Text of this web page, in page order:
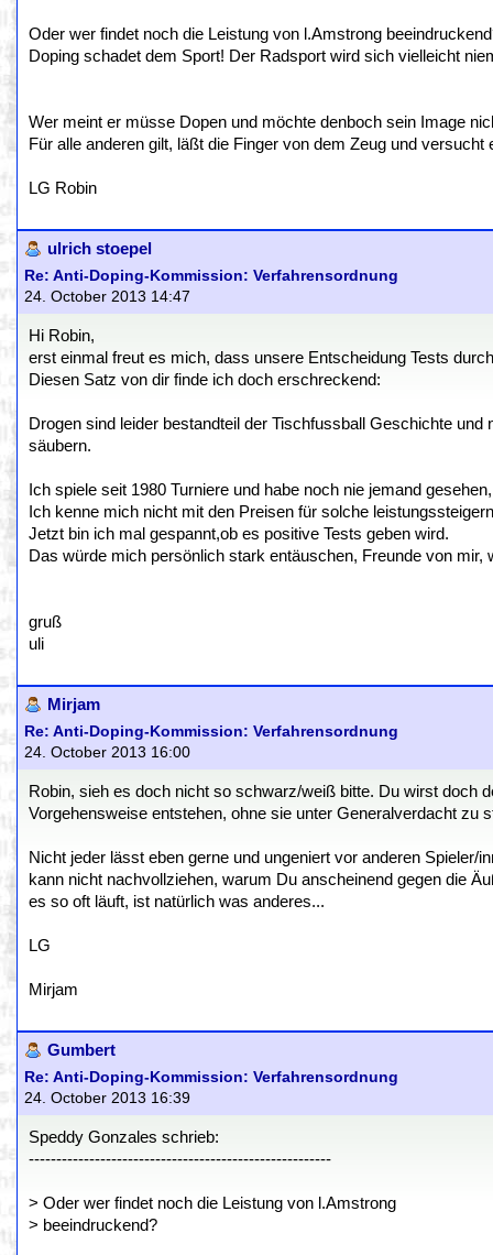
Oder wer findet noch die Leistung von l.Amstrong
Doping schadet dem Sport! Der Radsport wird sich vielleicht
Wer meint er müsse Dopen und möchte denboch sein Image
Für alle anderen gilt, läßt die Finger von dem Zeug und versucht
LG Robin
ulrich stoepel
Re: Anti-Doping-Kommission: Verfahrensordnung
24. October 2013 14:47
Hi Robin,
erst einmal freut es mich, dass unsere Entscheidung Tests
Diesen Satz von dir finde ich doch erschreckend:
Drogen sind leider bestandteil der Tischfussball Geschichte
säubern.
Ich spiele seit 1980 Turniere und habe noch nie jemand
Ich kenne mich nicht mit den Preisen für solche
Jetzt bin ich mal gespannt,ob es positive Tests geben wird.
Das würde mich persönlich stark entäuschen, Freunde von
gruß
uli
Mirjam
Re: Anti-Doping-Kommission: Verfahrensordnung
24. October 2013 16:00
Robin, sieh es doch nicht so schwarz/weiß bitte. Du wirst doch
Vorgehensweise entstehen, ohne sie unter Generalverdacht zu
Nicht jeder lässt eben gerne und ungeniert vor anderen
kann nicht nachvollziehen, warum Du anscheinend gegen die
es so oft läuft, ist natürlich was anderes...
LG
Mirjam
Gumbert
Re: Anti-Doping-Kommission: Verfahrensordnung
24. October 2013 16:39
Speddy Gonzales schrieb:
-------------------------------------------------------
> Oder wer findet noch die Leistung von l.Amstrong
> beeindruckend?